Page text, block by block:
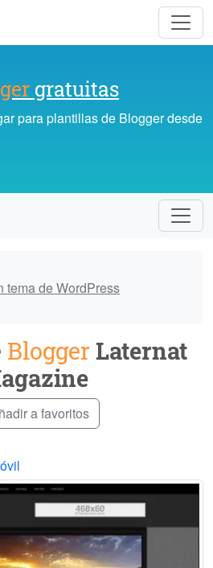
gratuitas
para plantillas de Blogger desde
tema de WordPress
BloggerLaternat
a favoritos